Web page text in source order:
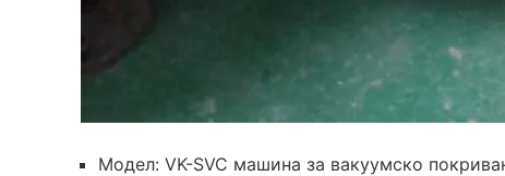
Модел: VK-SVC машина за вакуумско